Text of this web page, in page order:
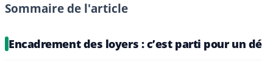
Sommaire de l'article
Encadrement des loyers : c’est parti pour un